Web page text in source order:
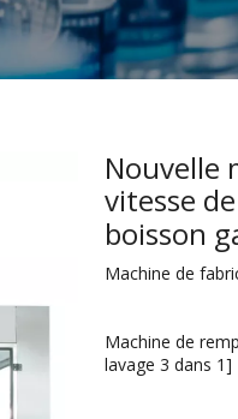
Nouvelle
vitesse
boisson
Machine de
Machine de
lavage 3 dans 1]